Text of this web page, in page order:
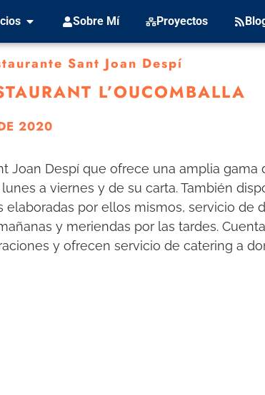
Sobre Mí Proyectos
Sant Joan Despí
L’OUCOMBALLA
2020
Joan Despí que ofrece una amplia gama
a viernes y de su carta. También
elaboradas por ellos mismos, servicio de
y meriendas por las tardes.
y ofrecen servicio de catering a